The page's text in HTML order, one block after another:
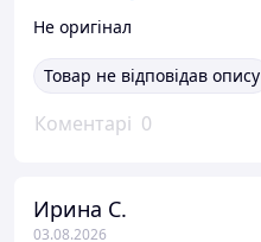
Не оригінал
Товар не відповідав опису
Коментарі 0
Ирина С.
03.08.2026